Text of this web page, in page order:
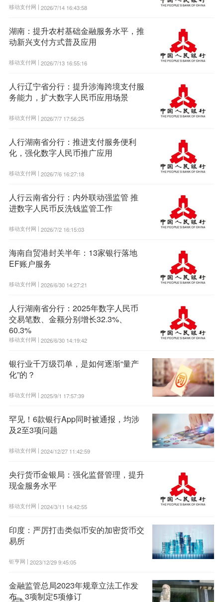
移动支付网 | 2026/7/14 16:43:58
湖南：提升农村基础金融服务水平，推
动新兴支付方式普及应用
移动支付网 | 2026/7/13 16:55:16
人行辽宁省分行：提升涉海跨境支付服
务能力，扩大数字人民币应用场景
移动支付网 | 2026/7/7 17:56:25
人行湖南省分行：推进支付服务便利
化，强化数字人民币推广应用
移动支付网 | 2026/7/6 16:27:18
人行云南省分行：内外联动强监管 推
进数字人民币反洗钱监管工作
移动支付网 | 2026/7/2 16:15:03
海南自贸港封关半年：13家银行落地
EF账户服务
移动支付网 | 2026/6/30 14:27:21
人行湖南省分行：2025年数字人民币
交易笔数、金额分别增长32.3%、
60.3%
移动支付网 | 2026/6/30 14:19:42
银行业千万级罚单，是如何逐渐“量产
化”的？
移动支付网 | 2025/9/1 17:57:39
罕见！6款银行App同时被通报，均涉
及2至3项问题
移动支付网 | 2024/12/27 11:42:59
央行货币金银局：强化监督管理，提升
现金服务水平
移动支付网 | 2024/3/11 14:42:55
印度：严厉打击类似币安的加密货币交
易所
钜亨网 | 2023/12/29 9:45:05
金融监管总局2023年规章立法工作发
布，3项制定5项修订